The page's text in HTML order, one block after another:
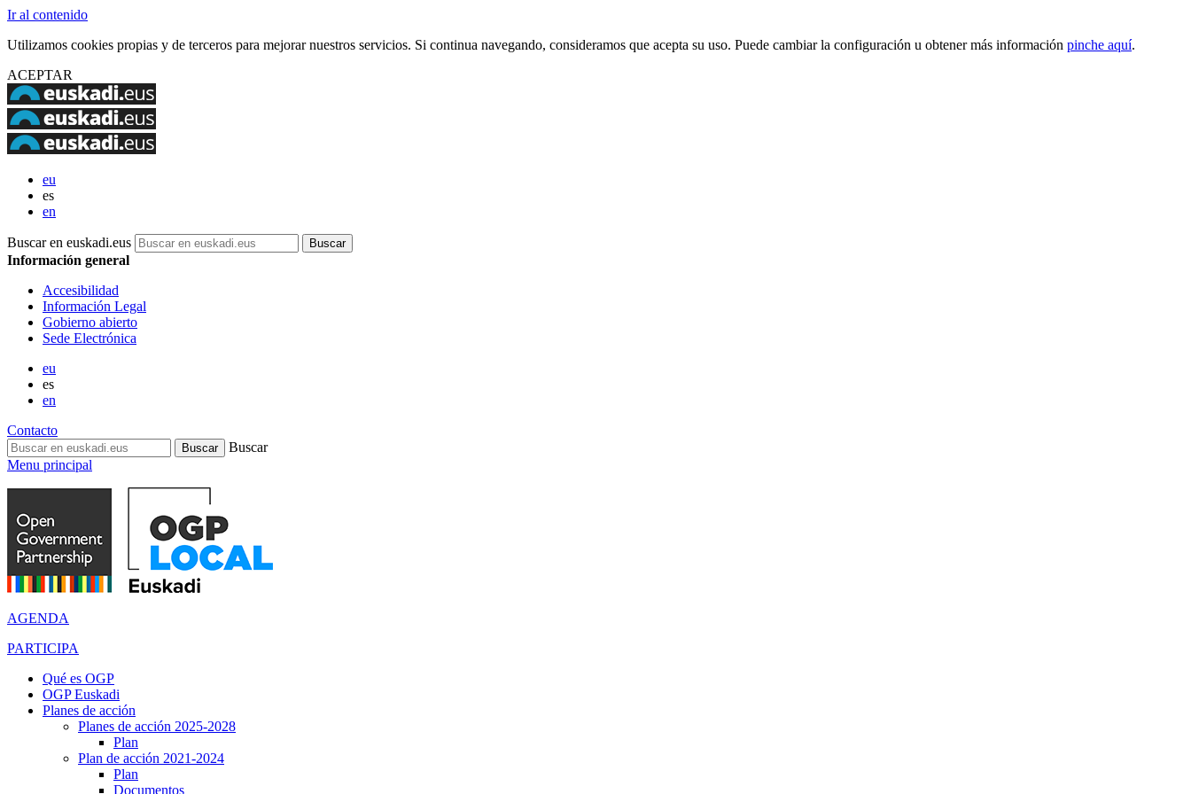
Ir al contenido
Utilizamos cookies propias y de terceros para mejorar nuestros servicios. Si continua navegando, consideramos que acepta su uso. Puede cambiar la configuración u obtener más información pinche aquí.
ACEPTAR
eu
es
en
Buscar en euskadi.eus
Información general
Accesibilidad
Información Legal
Gobierno abierto
Sede Electrónica
eu
es
en
Contacto
Buscar
Menu principal
AGENDA
PARTICIPA
Qué es OGP
OGP Euskadi
Planes de acción
Planes de acción 2025-2028
Plan
Plan de acción 2021-2024
Plan
Documentos